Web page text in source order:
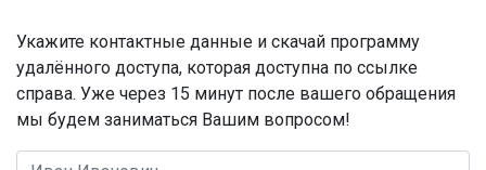
Укажите контактные данные и скачай программу
удалённого доступа, которая доступна по ссылке
справа. Уже через 15 минут после вашего обращения
мы будем заниматься Вашим вопросом!